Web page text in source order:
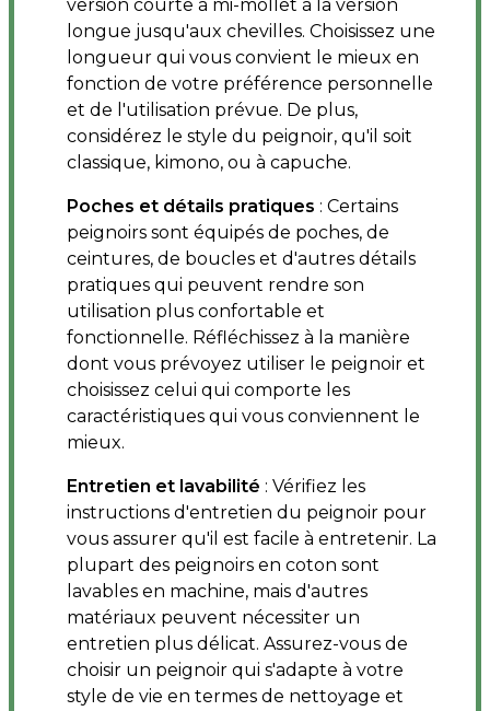
version courte à mi-mollet à la version
longue jusqu'aux chevilles. Choisissez une
longueur qui vous convient le mieux en
fonction de votre préférence personnelle
et de l'utilisation prévue. De plus,
considérez le style du peignoir, qu'il soit
classique, kimono, ou à capuche.
Poches et détails pratiques : Certains
peignoirs sont équipés de poches, de
ceintures, de boucles et d'autres détails
pratiques qui peuvent rendre son
utilisation plus confortable et
fonctionnelle. Réfléchissez à la manière
dont vous prévoyez utiliser le peignoir et
choisissez celui qui comporte les
caractéristiques qui vous conviennent le
mieux.
Entretien et lavabilité : Vérifiez les
instructions d'entretien du peignoir pour
vous assurer qu'il est facile à entretenir. La
plupart des peignoirs en coton sont
lavables en machine, mais d'autres
matériaux peuvent nécessiter un
entretien plus délicat. Assurez-vous de
choisir un peignoir qui s'adapte à votre
style de vie en termes de nettoyage et